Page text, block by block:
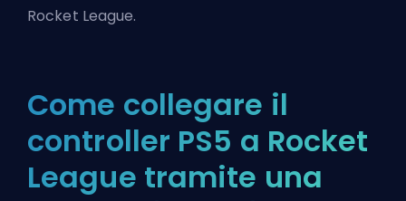
Rocket League.
Come collegare il
controller PS5 a Rocket
League tramite una